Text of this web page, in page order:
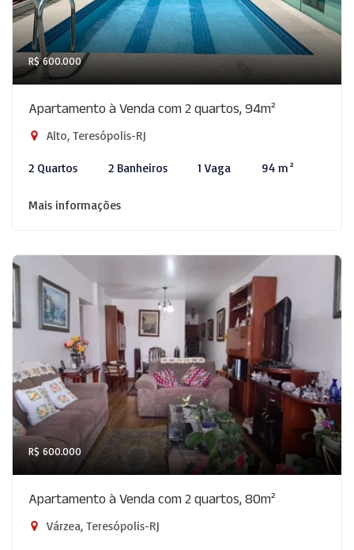
R$ 600.000
Apartamento à Venda com 2 quartos, 94m²
Alto, Teresópolis-RJ
2 Quartos 2 Banheiros 1 Vaga 94 m²
Mais informações
R$ 600.000
Apartamento à Venda com 2 quartos, 80m²
Várzea, Teresópolis-RJ